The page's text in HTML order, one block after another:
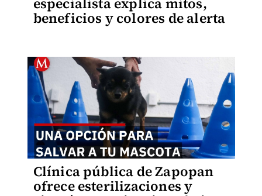
beneficios y colores de alerta
Clínica pública de Zapopan
ofrece esterilizaciones y